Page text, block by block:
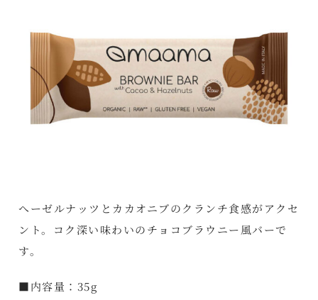
へーゼルナッツとカカオニブのクランチ食感がアクセ
ント。コク深い味わいのチョコブラウニー風バーで
す。
■内容量：35g